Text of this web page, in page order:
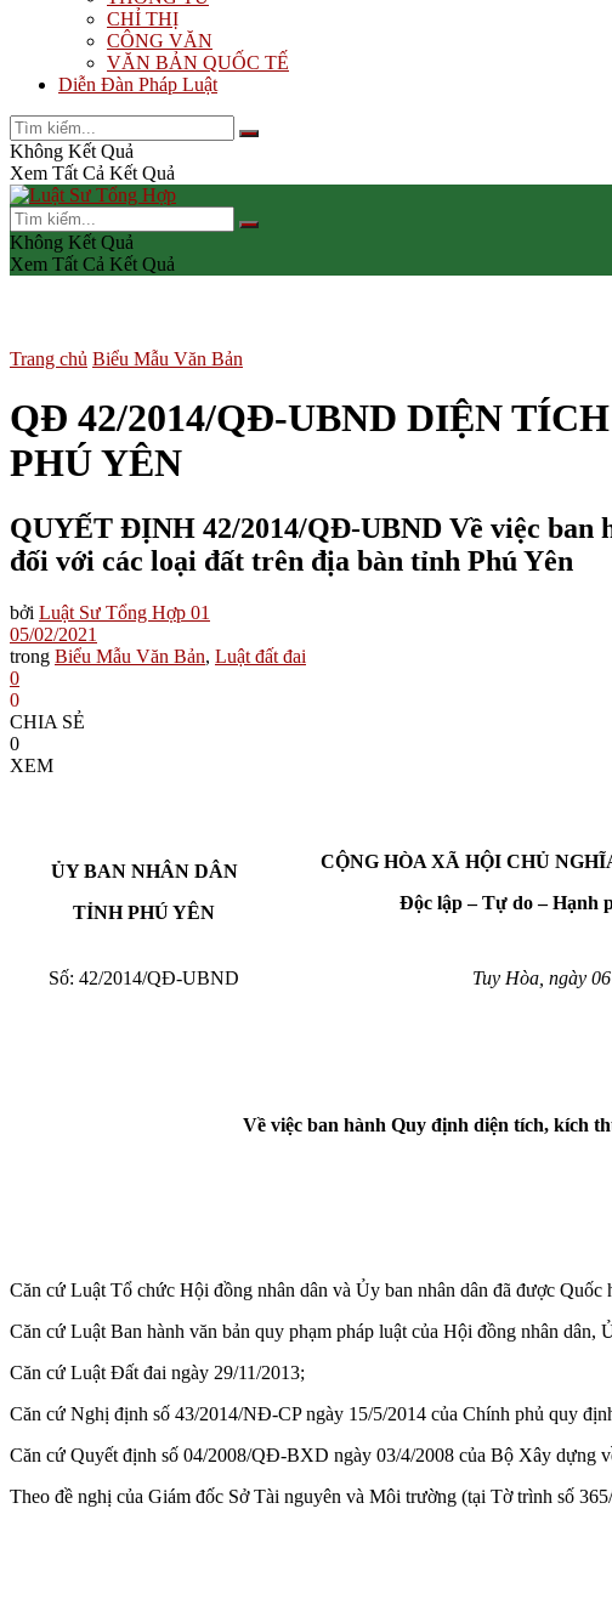
CHỈ THỊ
CÔNG VĂN
VĂN BẢN QUỐC TẾ
Diễn Đàn Pháp Luật
Không Kết Quả
Xem Tất Cả Kết Quả
Không Kết Quả
Xem Tất Cả Kết Quả
Trang chủ Biểu Mẫu Văn Bản
QĐ 42/2014/QĐ-UBND DIỆN
PHÚ YÊN
QUYẾT ĐỊNH 42/2014/QĐ-UBND Về việc ban
đối với các loại đất trên địa bàn tỉnh Phú Yên
bởi Luật Sư Tổng Hợp 01
05/02/2021
trong Biểu Mẫu Văn Bản, Luật đất đai
0
0
CHIA SẺ
0
XEM
ỦY BAN NHÂN DÂN
TỈNHPHÚ YÊN
CỘNG HÒA XÃ HỘI CHỦ
Độc lập – Tự do – Hạnh
Số: 42/2014/QĐ-UBND Tuy Hòa, ngày
Về việc ban hành Quy định diện tích, kích
Căn cứ Luật Tổ chức Hội đồng nhân dân và Ủy ban nhân dân đã được
Căn cứ Luật Ban hành văn bản quy phạm pháp luật của Hội đồng nhân dân,
Căn cứ Luật Đất đai ngày 29/11/2013;
Căn cứ Nghị định số 43/2014/NĐ-CP ngày 15/5/2014 của Chính phủ quy
Căn cứ Quyết định số 04/2008/QĐ-BXD ngày 03/4/2008 của Bộ Xây dựng
Theo đề nghị của Giám đốc Sở Tài nguyên và Môi trường (tại Tờ trình số